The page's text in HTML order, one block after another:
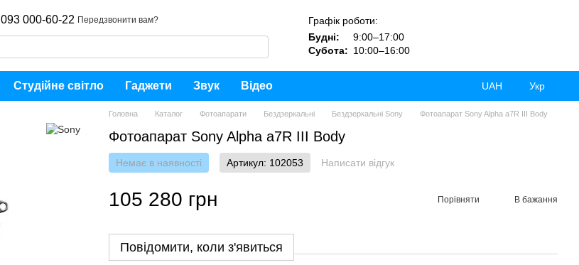
093 000-60-22 Передзвонити вам?
Графік роботи:
Будні:
9:00–17:00
Субота: 10:00–16:00
Студійне світло Гаджети Звук Відео UAH Укр
Головна Каталог Фотоапарати Бездзеркальні Бездзеркальні Sony Фотоапарат Sony Alpha a7R III Body
Фотоапарат Sony Alpha a7R III Body
Немає в наявності Артикул: 102053 Написати відгук
105 280 грн Порівняти В бажання
Повідомити, коли з'явиться